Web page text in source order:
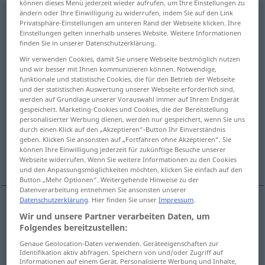
Überlegenheitf <Überlegenheit ;keinpl>
Übersicht aller Übersetzungen
(Für mehr Details die Übersetzung anklicken/antippen)
superiority superiority
preeminence, pre-eminence
superiority, superciliousness, superior
manner
superiority (an DATin) Überlegenheit
können dieses Menü jederzeit wieder aufrufen, um Ihre Einstellungen zu
ändern oder Ihre Einwilligung zu widerrufen, indem Sie auf den Link
Privatsphäre-Einstellungen am unteren Rand der Webseite klicken. Ihre
Einstellungen gelten innerhalb unseres Website. Weitere Informationen
finden Sie in unserer Datenschutzerklärung.
Wir verwenden Cookies, damit Sie unsere Webseite bestmöglich nutzen
und wir besser mit Ihnen kommunizieren können. Notwendige,
funktionale und statistische Cookies, die für den Betrieb der Webseite
und der statistischen Auswertung unserer Webseite erforderlich sind,
werden auf Grundlage unserer Vorauswahl immer auf Ihrem Endgerät
gespeichert. Marketing-Cookies und Cookies, die der Bereitstellung
personalisierter Werbung dienen, werden nur gespeichert, wenn Sie uns
durch einen Klick auf den „Akzeptieren“-Button Ihr Einverständnis
geben. Klicken Sie ansonsten auf „Fortfahren ohne Akzeptieren“. Sie
können Ihre Einwilligung jederzeit für zukünftige Besuche unserer
Webseite widerrufen. Wenn Sie weitere Informationen zu den Cookies
und den Anpassungsmöglichkeiten möchten, klicken Sie einfach auf den
Button „Mehr Optionen“. Weitergehende Hinweise zu der
Datenverarbeitung entnehmen Sie ansonsten unserer
Datenschutzerklärung. Hier finden Sie unserImpressum.
Wir und unsere Partner verarbeiten Daten, um
Folgendes bereitzustellen:
Genaue Geolocation-Daten verwenden. Geräteeigenschaften zur
Identifikation aktiv abfragen. Speichern von und/oder Zugriff auf
Informationen auf einem Gerät. Personalisierte Werbung und Inhalte,